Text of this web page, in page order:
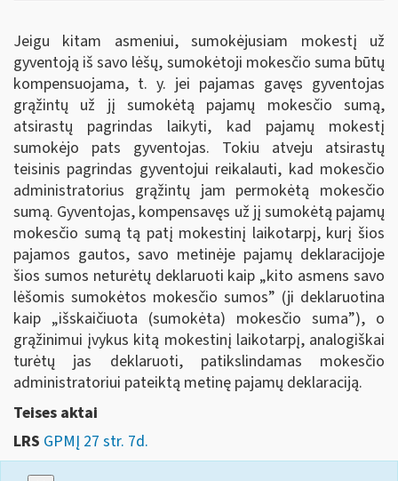
Jeigu kitam asmeniui, sumokėjusiam mokestį už
gyventoją iš savo lėšų, sumokėtoji mokesčio suma būtų
kompensuojama, t. y. jei pajamas gavęs gyventojas
grąžintų už jį sumokėtą pajamų mokesčio sumą,
atsirastų pagrindas laikyti, kad pajamų mokestį
sumokėjo pats gyventojas. Tokiu atveju atsirastų
teisinis pagrindas gyventojui reikalauti, kad mokesčio
administratorius grąžintų jam permokėtą mokesčio
sumą. Gyventojas, kompensavęs už jį sumokėtą pajamų
mokesčio sumą tą patį mokestinį laikotarpį, kurį šios
pajamos gautos, savo metinėje pajamų deklaracijoje
šios sumos neturėtų deklaruoti kaip „kito asmens savo
lėšomis sumokėtos mokesčio sumos” (ji deklaruotina
kaip „išskaičiuota (sumokėta) mokesčio suma”), o
grąžinimui įvykus kitą mokestinį laikotarpį, analogiškai
turėtų jas deklaruoti, patikslindamas mokesčio
administratoriui pateiktą metinę pajamų deklaraciją.
Teises aktai
LRS GPMĮ 27 str. 7d.